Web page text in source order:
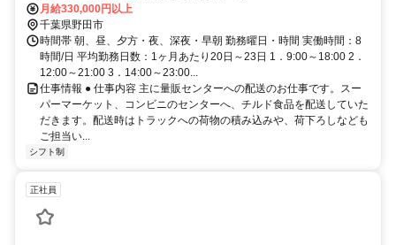
月給330,000円以上
千葉県野田市
時間帯 朝、昼、夕方・夜、深夜・早朝 勤務曜日・時間 実働時間：8
時間/日 平均勤務日数：1ヶ月あたり20日～23日 1．9:00～18:00 2．
12:00～21:00 3．14:00～23:00...
仕事情報 ● 仕事内容 主に量販センターへの配送のお仕事です。スー
パーマーケット、コンビニのセンターへ、チルド食品を配送していた
だきます。配送時はトラックへの荷物の積み込みや、荷下ろしなども
ご担当い...
シフト制
正社員